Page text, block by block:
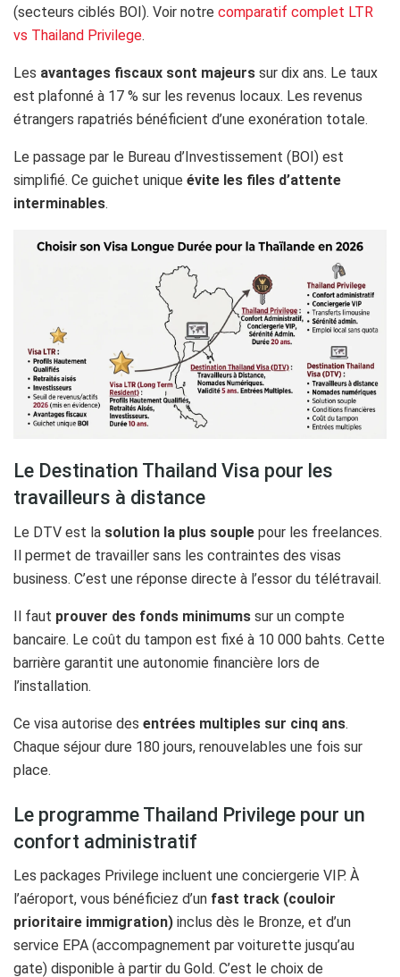
(secteurs ciblés BOI). Voir notre comparatif complet LTR
vs Thailand Privilege.
Les avantages fiscaux sont majeurs sur dix ans. Le taux
est plafonné à 17 % sur les revenus locaux. Les revenus
étrangers rapatriés bénéficient d’une exonération totale.
Le passage par le Bureau d’Investissement (BOI) est
simplifié. Ce guichet unique évite les files d’attente
interminables.
Le Destination Thailand Visa pour les
travailleurs à distance
Le DTV est la solution la plus souple pour les freelances.
Il permet de travailler sans les contraintes des visas
business. C’est une réponse directe à l’essor du télétravail.
Il faut prouver des fonds minimums sur un compte
bancaire. Le coût du tampon est fixé à 10 000 bahts. Cette
barrière garantit une autonomie financière lors de
l’installation.
Ce visa autorise des entrées multiples sur cinq ans.
Chaque séjour dure 180 jours, renouvelables une fois sur
place.
Le programme Thailand Privilege pour un
confort administratif
Les packages Privilege incluent une conciergerie VIP. À
l’aéroport, vous bénéficiez d’un fast track (couloir
prioritaire immigration) inclus dès le Bronze, et d’un
service EPA (accompagnement par voiturette jusqu’au
gate) disponible à partir du Gold. C’est le choix de